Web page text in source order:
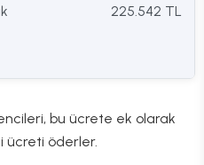
225.542 TL
bu ücrete ek olarak
ücreti öderler.